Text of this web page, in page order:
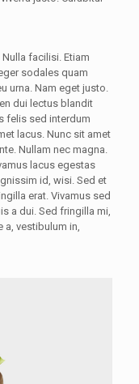
facilisi. Etiam
sodales quam
urna. Nam eget justo.
dui lectus blandit
felis sed interdum
lacus. Nunc sit amet
Nullam nec magna.
lacus egestas
id, wisi. Sed et
erat. Vivamus sed
a dui. Sed fringilla mi,
a, vestibulum in,